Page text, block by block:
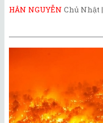
HÂN NGUYỄN Chủ Nhật |